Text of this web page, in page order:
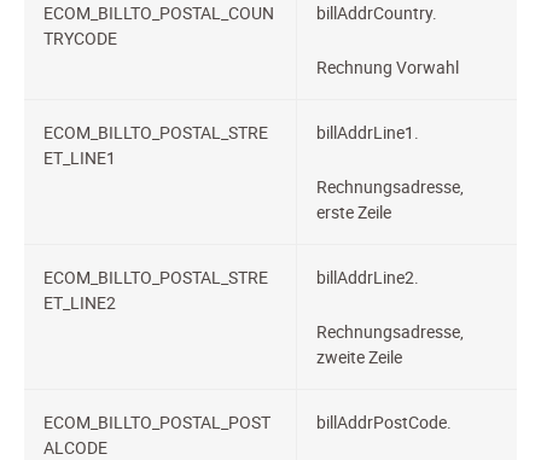
ECOM_BILLTO_POSTAL_COUN
TRYCODE
billAddrCountry.
Rechnung Vorwahl
ECOM_BILLTO_POSTAL_STRE
ET_LINE1
billAddrLine1.
Rechnungsadresse,
erste Zeile
ECOM_BILLTO_POSTAL_STRE
ET_LINE2
billAddrLine2.
Rechnungsadresse,
zweite Zeile
ECOM_BILLTO_POSTAL_POST
ALCODE
billAddrPostCode.